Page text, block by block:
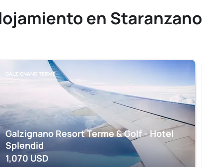
en Staranzano
GALZIGNANO TERME
Galzignano Resort Terme & Golf - Hotel
Splendid
1,070 USD